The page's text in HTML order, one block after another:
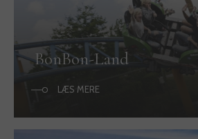
BonBon-Land
LÆS MERE